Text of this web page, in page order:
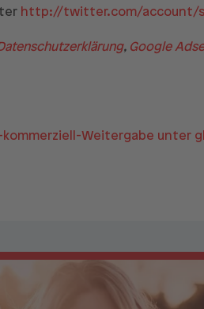
http://twitter.com/account/
, Google
Weitergabe unter